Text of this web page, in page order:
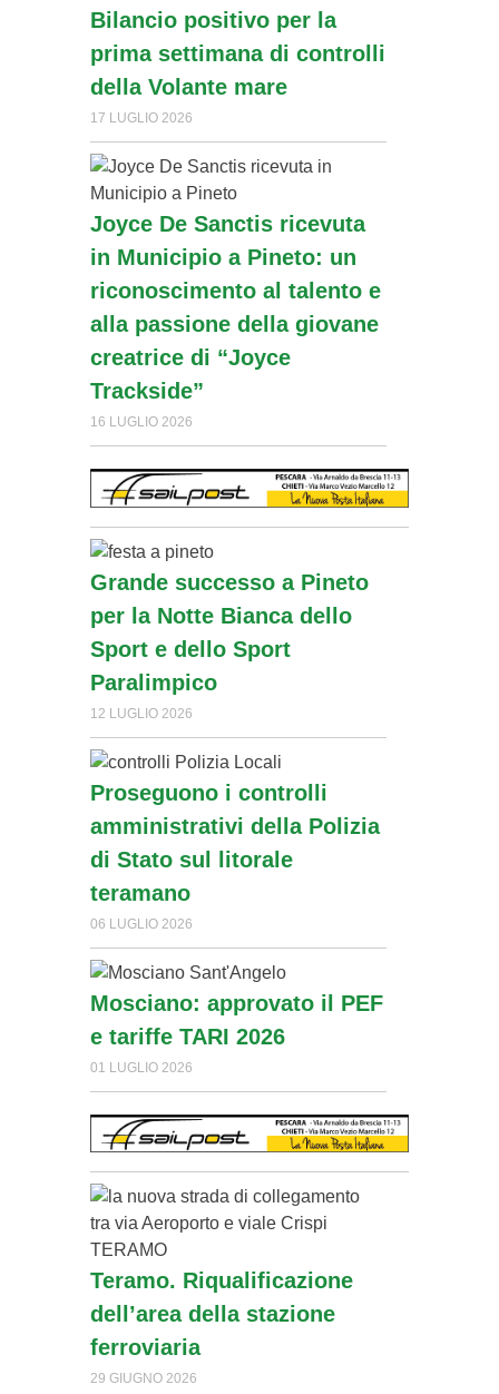
Bilancio positivo per la
prima settimana di controlli
della Volante mare
17 LUGLIO 2026
Joyce De Sanctis ricevuta
in Municipio a Pineto: un
riconoscimento al talento e
alla passione della giovane
creatrice di “Joyce
Trackside”
16 LUGLIO 2026
Grande successo a Pineto
per la Notte Bianca dello
Sport e dello Sport
Paralimpico
12 LUGLIO 2026
Proseguono i controlli
amministrativi della Polizia
di Stato sul litorale
teramano
06 LUGLIO 2026
Mosciano: approvato il PEF
e tariffe TARI 2026
01 LUGLIO 2026
Teramo. Riqualificazione
dell’area della stazione
ferroviaria
29 GIUGNO 2026